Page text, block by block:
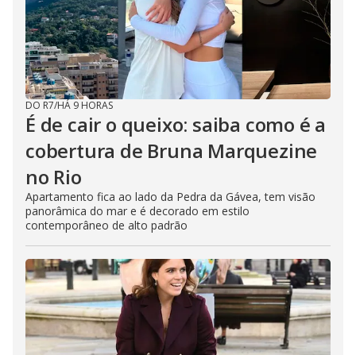
DO R7/HÁ 9 HORAS
É de cair o queixo: saiba como é a
cobertura de Bruna Marquezine
no Rio
Apartamento fica ao lado da Pedra da Gávea, tem visão
panorâmica do mar e é decorado em estilo
contemporâneo de alto padrão